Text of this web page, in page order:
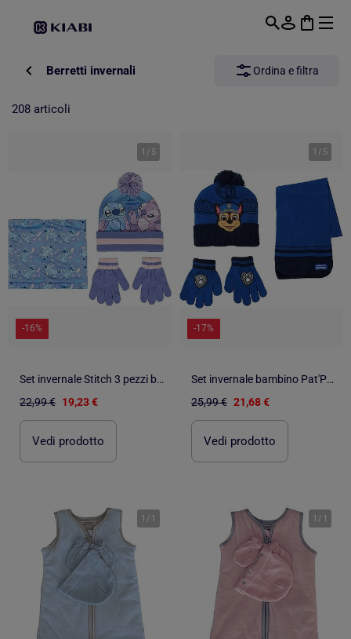
Berretti invernali Ordina e filtra
208 articoli
1 / 5
-16%
Set invernale Stitch 3 pezzi berretto snood e guanti - Taglia unica
22,99 € 19,23 €
Vedi prodotto
1 / 5
-17%
Set invernale bambino Pat'Patrouille Berretto guanti e sciarpa
25,99 € 21,68 €
Vedi prodotto
1 / 1 1 / 1